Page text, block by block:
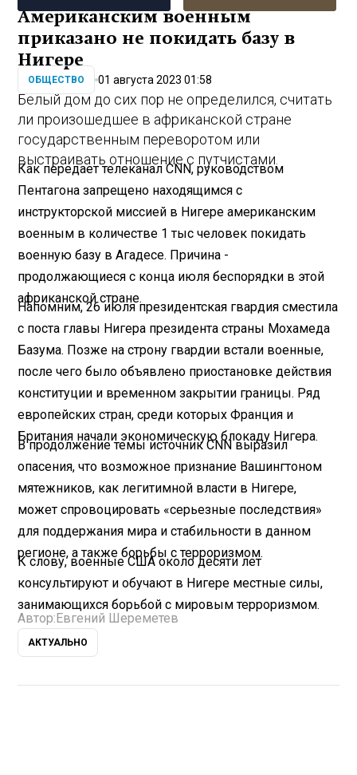
Американским военным
приказано не покидать базу в
Нигере
ОБЩЕСТВО 01 августа 2023 01:58
Белый дом до сих пор не определился, считать
ли произошедшее в африканской стране
государственным переворотом или
выстраивать отношение с путчистами.
Как передает телеканал CNN, руководством
Пентагона запрещено находящимся с
инструкторской миссией в Нигере американским
военным в количестве 1 тыс человек покидать
военную базу в Агадесе. Причина -
продолжающиеся с конца июля беспорядки в этой
африканской стране.
Напомним, 26 июля президентская гвардия сместила
с поста главы Нигера президента страны Мохамеда
Базума. Позже на строну гвардии встали военные,
после чего было объявлено приостановке действия
конституции и временном закрытии границы. Ряд
европейских стран, среди которых Франция и
Британия начали экономическую блокаду Нигера.
В продолжение темы источник CNN выразил
опасения, что возможное признание Вашингтоном
мятежников, как легитимной власти в Нигере,
может спровоцировать «серьезные последствия»
для поддержания мира и стабильности в данном
регионе, а также борьбы с терроризмом.
К слову, военные США около десяти лет
консультируют и обучают в Нигере местные силы,
занимающихся борьбой с мировым терроризмом.
Автор:Евгений Шереметев
АКТУАЛЬНО